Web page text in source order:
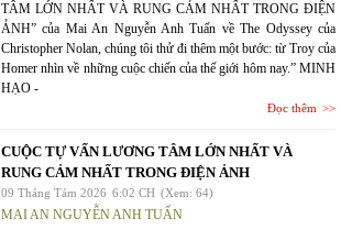
TÂM LỚN NHẤT VÀ RUNG CẢM NHẤT TRONG ĐIỆN
ẢNH” của Mai An Nguyễn Anh Tuấn về The Odyssey của
Christopher Nolan, chúng tôi thử đi thêm một bước: từ Troy của
Homer nhìn về những cuộc chiến của thế giới hôm nay.” MINH
HẠO -
Đọc thêm
CUỘC TỰ VẤN LƯƠNG TÂM LỚN NHẤT VÀ
RUNG CẢM NHẤT TRONG ĐIỆN ẢNH
09 Tháng Tám 2026 6:02 CH (Xem: 64)
MAI AN NGUYỄN ANH TUẤN